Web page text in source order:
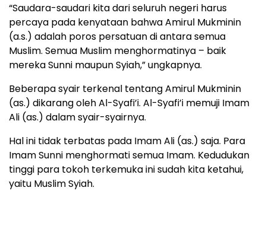
“Saudara-saudari kita dari seluruh negeri harus
percaya pada kenyataan bahwa Amirul Mukminin
(a.s.) adalah poros persatuan di antara semua
Muslim. Semua Muslim menghormatinya – baik
mereka Sunni maupun Syiah,” ungkapnya.
Beberapa syair terkenal tentang Amirul Mukminin
(as.) dikarang oleh Al-Syafi’i. Al-Syafi’i memuji Imam
Ali (as.) dalam syair-syairnya.
Hal ini tidak terbatas pada Imam Ali (as.) saja. Para
Imam Sunni menghormati semua Imam. Kedudukan
tinggi para tokoh terkemuka ini sudah kita ketahui,
yaitu Muslim Syiah.